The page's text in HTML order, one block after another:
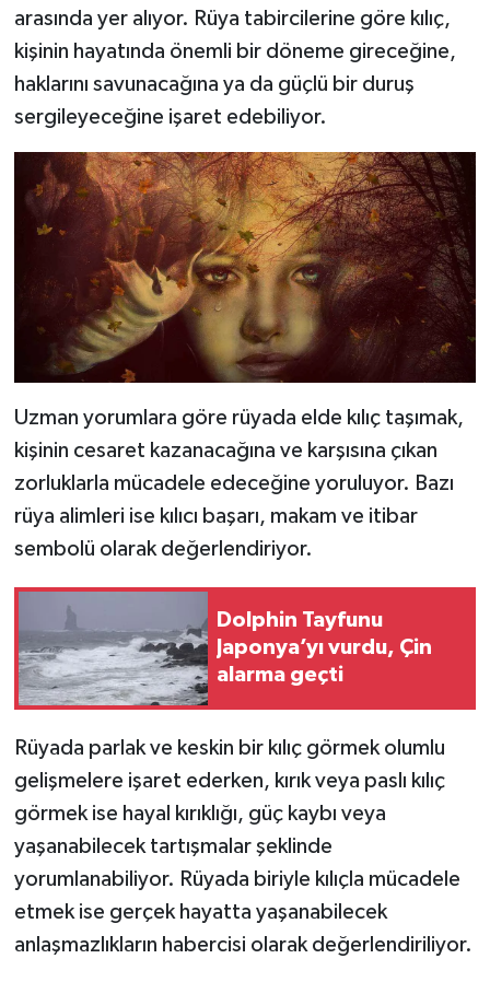
arasında yer alıyor. Rüya tabircilerine göre kılıç,
kişinin hayatında önemli bir döneme gireceğine,
haklarını savunacağına ya da güçlü bir duruş
sergileyeceğine işaret edebiliyor.
Uzman yorumlara göre rüyada elde kılıç taşımak,
kişinin cesaret kazanacağına ve karşısına çıkan
zorluklarla mücadele edeceğine yoruluyor. Bazı
rüya alimleri ise kılıcı başarı, makam ve itibar
sembolü olarak değerlendiriyor.
Dolphin Tayfunu
Japonya’yı vurdu, Çin
alarma geçti
Rüyada parlak ve keskin bir kılıç görmek olumlu
gelişmelere işaret ederken, kırık veya paslı kılıç
görmek ise hayal kırıklığı, güç kaybı veya
yaşanabilecek tartışmalar şeklinde
yorumlanabiliyor. Rüyada biriyle kılıçla mücadele
etmek ise gerçek hayatta yaşanabilecek
anlaşmazlıkların habercisi olarak değerlendiriliyor.